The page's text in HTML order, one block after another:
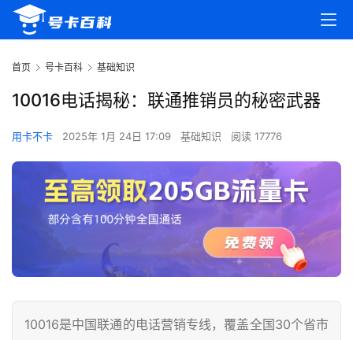
首页 号卡百科 基础知识
10016电话揭秘：联通推销员的秘密武器
用卡不卡 2025年 1月 24日 17:09 基础知识 阅读 17776
10016是中国联通的电话营销专线，覆盖全国30个省市